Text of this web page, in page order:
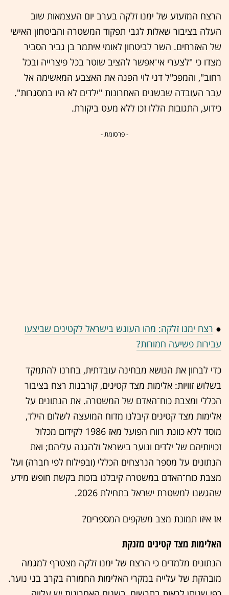
הרצח המזעזע של ימנו זלקה בערב יום העצמאות שוב
העלה בציבור שאלות לגבי תפקוד המשטרה והביטחון האישי
של האזרחים. השר לביטחון לאומי איתמר בן גביר הסביר
מצדו כי "לצערי אי־אפשר להציב שוטר בכל פיצרייה ובכל
רחוב", והמפכ"ל דני לוי הפנה את האצבע המאשימה אל
עבר העובדה שבשנים האחרונות "ילדים לא היו במסגרות".
כידוע, התגובות הללו זכו ללא מעט ביקורת.
- פרסומת -
● רצח ימנו זלקה: מהו העונש בישראל לקטינים שביצעו
עבירות פשיעה חמורות?
כדי לבחון את הנושא מבחינה עובדתית, בחרנו להתמקד
בשלוש זוויות: אלימות מצד קטינים, קורבנות רצח בציבור
הכללי ומצבת כוח־האדם של המשטרה. את הנתונים על
אלימות מצד קטינים קיבלנו מדוח המועצה לשלום הילד,
מוסד ללא כוונת רווח הפועל מאז 1986 לקידום מכלול
זכויותיהם של ילדים ונוער בישראל ולהגנה עליהם; ואת
הנתונים על מספר הנרצחים הכללי (ובפילוח לפי חברה) ועל
מצבת כוח־האדם במשטרה קיבלנו בזכות בקשת חופש מידע
שהגשנו למשטרת ישראל בתחילת 2026.
אז איזו תמונת מצב משקפים המספרים?
האלימות מצד קטינים מזנקת
הנתונים מלמדים כי הרצח של ימנו זלקה מצטרף למגמה
מובהקת של עלייה במקרי האלימות החמורה בקרב בני נוער.